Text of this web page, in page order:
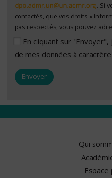
. Si
contactés, que vos droits «
pas respectés, vous pouvez
En cliquant sur
de mes données à
Qui
Espace